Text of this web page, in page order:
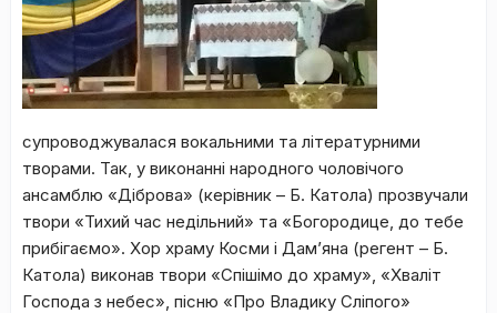
супроводжувалася вокальними та літературними
творами. Так, у виконанні народного чоловічого
ансамблю «Діброва» (керівник – Б. Катола) прозвучали
твори «Тихий час недільний» та «Богородице, до тебе
прибігаємо». Хор храму Косми і Дам’яна (регент – Б.
Катола) виконав твори «Спішімо до храму», «Хваліт
Господа з небес», пісню «Про Владику Сліпого»